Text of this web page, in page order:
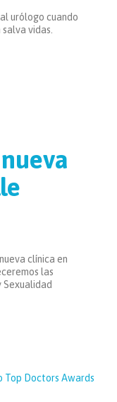
urólogo cuando
vidas.
clínica en
las
Sexualidad